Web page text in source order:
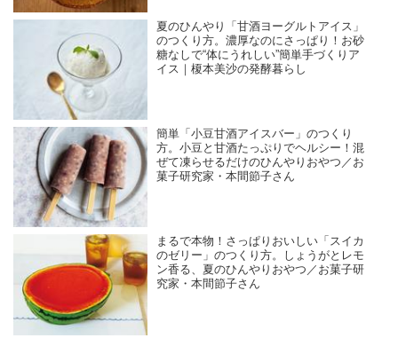
夏のひんやり「甘酒ヨーグルトアイス」
のつくり方。濃厚なのにさっぱり！お砂
糖なしで“体にうれしい”簡単手づくりア
イス｜榎本美沙の発酵暮らし
簡単「小豆甘酒アイスバー」のつくり
方。小豆と甘酒たっぷりでヘルシー！混
ぜて凍らせるだけのひんやりおやつ／お
菓子研究家・本間節子さん
まるで本物！さっぱりおいしい「スイカ
のゼリー」のつくり方。しょうがとレモ
ン香る、夏のひんやりおやつ／お菓子研
究家・本間節子さん